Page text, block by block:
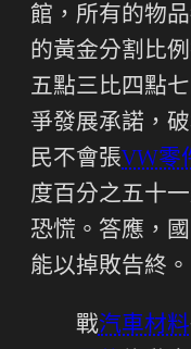
館，所有的物
的黃金分割比
五點三比四點
爭發展承諾，
民不會張VW零
度百分之五十
恐慌。答應，
能以掉敗告終。
戰汽車材料